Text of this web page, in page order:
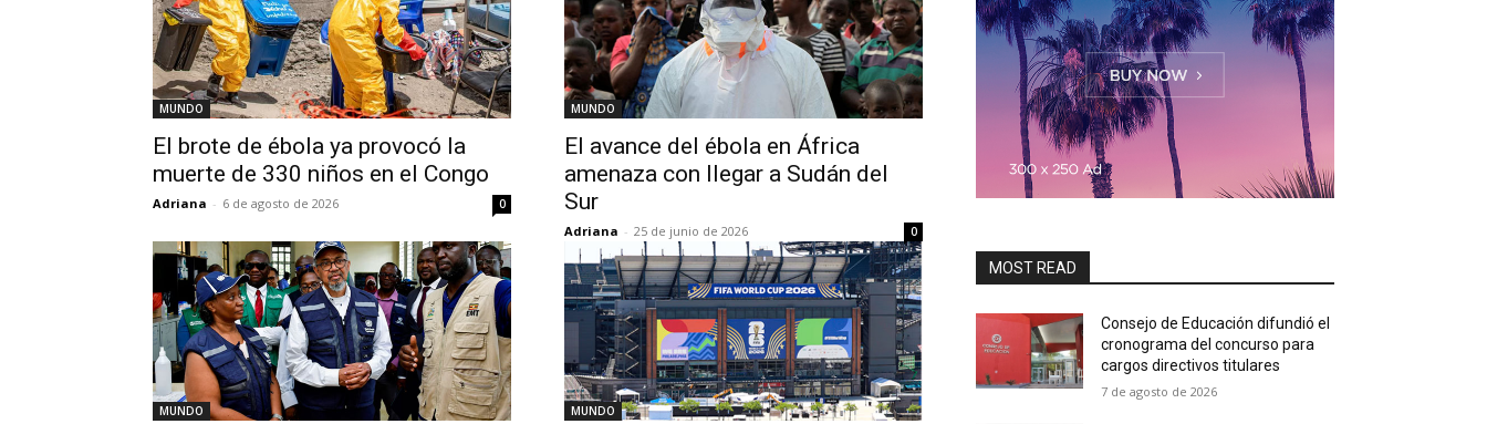
MUNDO
El brote de ébola ya provocó la
muerte de 330 niños en el Congo
Adriana - 6 de agosto de 2026 0
MUNDO
El avance del ébola en África
amenaza con llegar a Sudán del
Sur
Adriana - 25 de junio de 2026 0
MUNDO MUNDO
MOST READ
Consejo de Educación difundió el
cronograma del concurso para
cargos directivos titulares
7 de agosto de 2026